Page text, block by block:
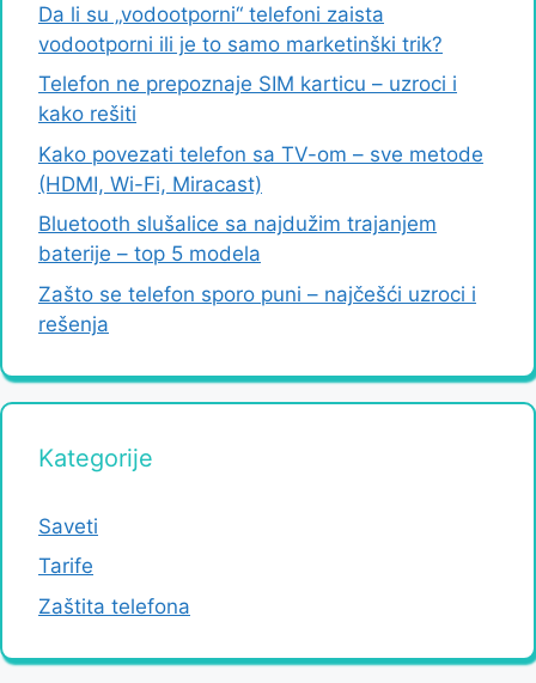
Da li su „vodootporni“ telefoni zaista
vodootporni ili je to samo marketinški trik?
Telefon ne prepoznaje SIM karticu – uzroci i
kako rešiti
Kako povezati telefon sa TV-om – sve metode
(HDMI, Wi-Fi, Miracast)
Bluetooth slušalice sa najdužim trajanjem
baterije – top 5 modela
Zašto se telefon sporo puni – najčešći uzroci i
rešenja
Kategorije
Saveti
Tarife
Zaštita telefona